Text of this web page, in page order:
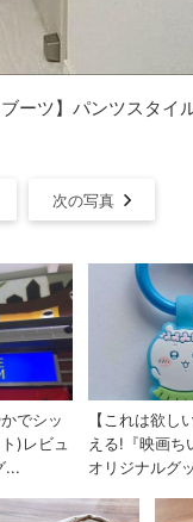
ーツ】パンツスタイ
次の写真